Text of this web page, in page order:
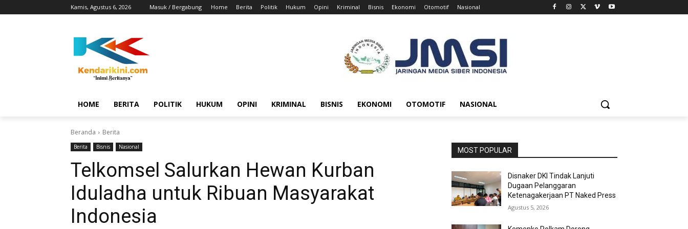
Kamis, Agustus 6, 2026 Masuk / Bergabung Home Berita Politik Hukum Opini Kriminal Bisnis Ekonomi Otomotif Nasional
HOME BERITA POLITIK HUKUM OPINI KRIMINAL BISNIS EKONOMI OTOMOTIF NASIONAL
Beranda Berita
Berita Bisnis Nasional
Telkomsel Salurkan Hewan Kurban
Iduladha untuk Ribuan Masyarakat
Indonesia
MOST POPULAR
Disnaker DKI Tindak Lanjuti
Dugaan Pelanggaran
Ketenagakerjaan PT Naked Press
Agustus 5, 2026